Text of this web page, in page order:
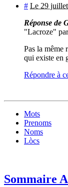
# Le 29
Réponse de
"Lacroze"
Pas la même
qui existe en
Répondre à
Mots
Prenoms
Noms
Lòcs
Sommaire